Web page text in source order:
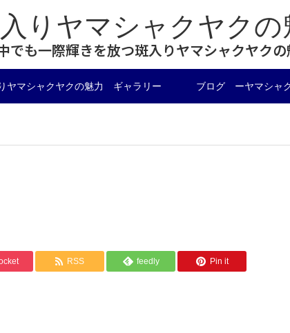
りヤマシャクヤクの
でも一際輝きを放つ斑入りヤマシャクヤクの
ヤマシャクヤクの魅力 ギャラリー ブログ ーヤマシャ
RSS feedly Pin it